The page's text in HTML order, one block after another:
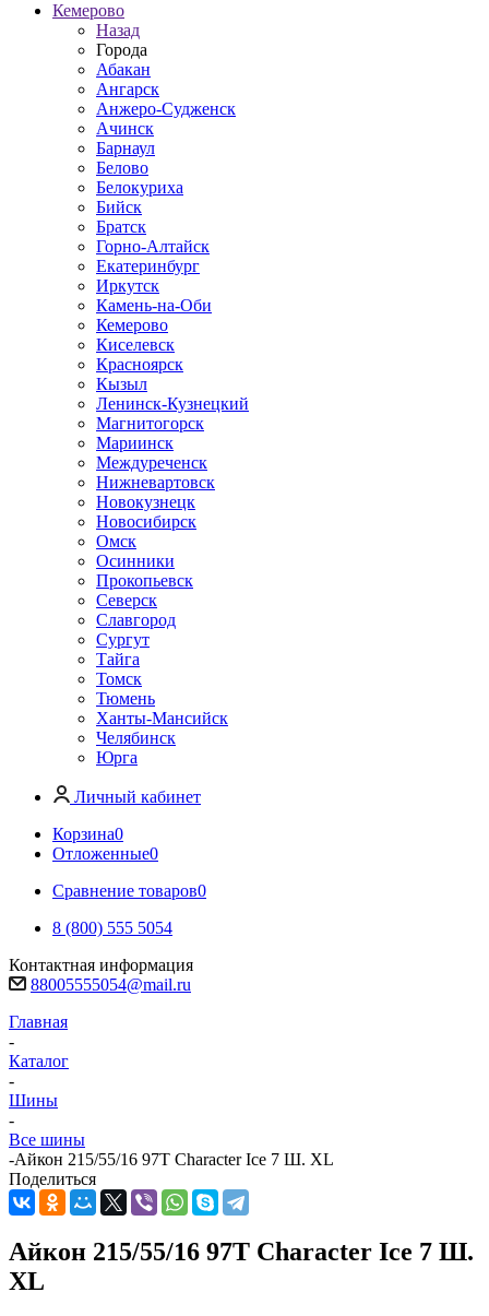
Кемерово
Назад
Города
Абакан
Ангарск
Анжеро-Судженск
Ачинск
Барнаул
Белово
Белокуриха
Бийск
Братск
Горно-Алтайск
Екатеринбург
Иркутск
Камень-на-Оби
Кемерово
Киселевск
Красноярск
Кызыл
Ленинск-Кузнецкий
Магнитогорск
Мариинск
Междуреченск
Нижневартовск
Новокузнецк
Новосибирск
Омск
Осинники
Прокопьевск
Северск
Славгород
Сургут
Тайга
Томск
Тюмень
Ханты-Мансийск
Челябинск
Юрга
Личный кабинет
Корзина0
Отложенные0
Сравнение товаров0
8 (800) 555 5054
Контактная информация
88005555054@mail.ru
Главная
-
Каталог
-
Шины
-
Все шины
-Айкон 215/55/16 97T Character Ice 7 Ш. XL
Поделиться
Айкон 215/55/16 97T Character Ice 7 Ш.
XL